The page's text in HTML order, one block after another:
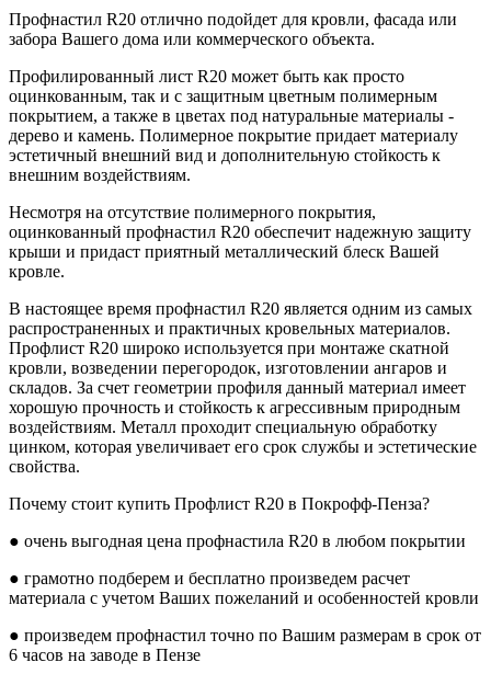
Профнастил R20 отлично подойдет для кровли, фасада или
забора Вашего дома или коммерческого объекта.
Профилированный лист R20 может быть как просто
оцинкованным, так и с защитным цветным полимерным
покрытием, а также в цветах под натуральные материалы -
дерево и камень. Полимерное покрытие придает материалу
эстетичный внешний вид и дополнительную стойкость к
внешним воздействиям.
Несмотря на отсутствие полимерного покрытия,
оцинкованный профнастил R20 обеспечит надежную защиту
крыши и придаст приятный металлический блеск Вашей
кровле.
В настоящее время профнастил R20 является одним из самых
распространенных и практичных кровельных материалов.
Профлист R20 широко используется при монтаже скатной
кровли, возведении перегородок, изготовлении ангаров и
складов. За счет геометрии профиля данный материал имеет
хорошую прочность и стойкость к агрессивным природным
воздействиям. Металл проходит специальную обработку
цинком, которая увеличивает его срок службы и эстетические
свойства.
Почему стоит купить Профлист R20 в Покрофф-Пенза?
● очень выгодная цена профнастила R20 в любом покрытии
● грамотно подберем и бесплатно произведем расчет
материала с учетом Ваших пожеланий и особенностей кровли
● произведем профнастил точно по Вашим размерам в срок от
6 часов на заводе в Пензе